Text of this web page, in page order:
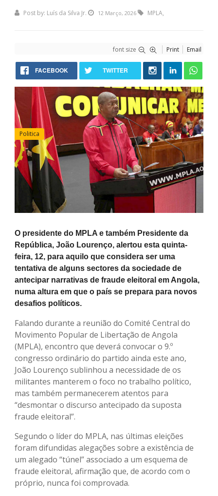
Post by: Luís da Silva Jr. 12 Março, 2026 MPLA,
font size Print Email
FACEBOOK TWITTER
Politica
O presidente do MPLA e também Presidente da
República, João Lourenço, alertou esta quinta-
feira, 12, para aquilo que considera ser uma
tentativa de alguns sectores da sociedade de
antecipar narrativas de fraude eleitoral em Angola,
numa altura em que o país se prepara para novos
desafios políticos.
Falando durante a reunião do Comité Central do
Movimento Popular de Libertação de Angola
(MPLA), encontro que deverá convocar o 9.º
congresso ordinário do partido ainda este ano,
João Lourenço sublinhou a necessidade de os
militantes manterem o foco no trabalho político,
mas também permanecerem atentos para
“desmontar o discurso antecipado da suposta
fraude eleitoral”.
Segundo o líder do MPLA, nas últimas eleições
foram difundidas alegações sobre a existência de
um alegado “túnel” associado a um esquema de
fraude eleitoral, afirmação que, de acordo com o
próprio, nunca foi comprovada.